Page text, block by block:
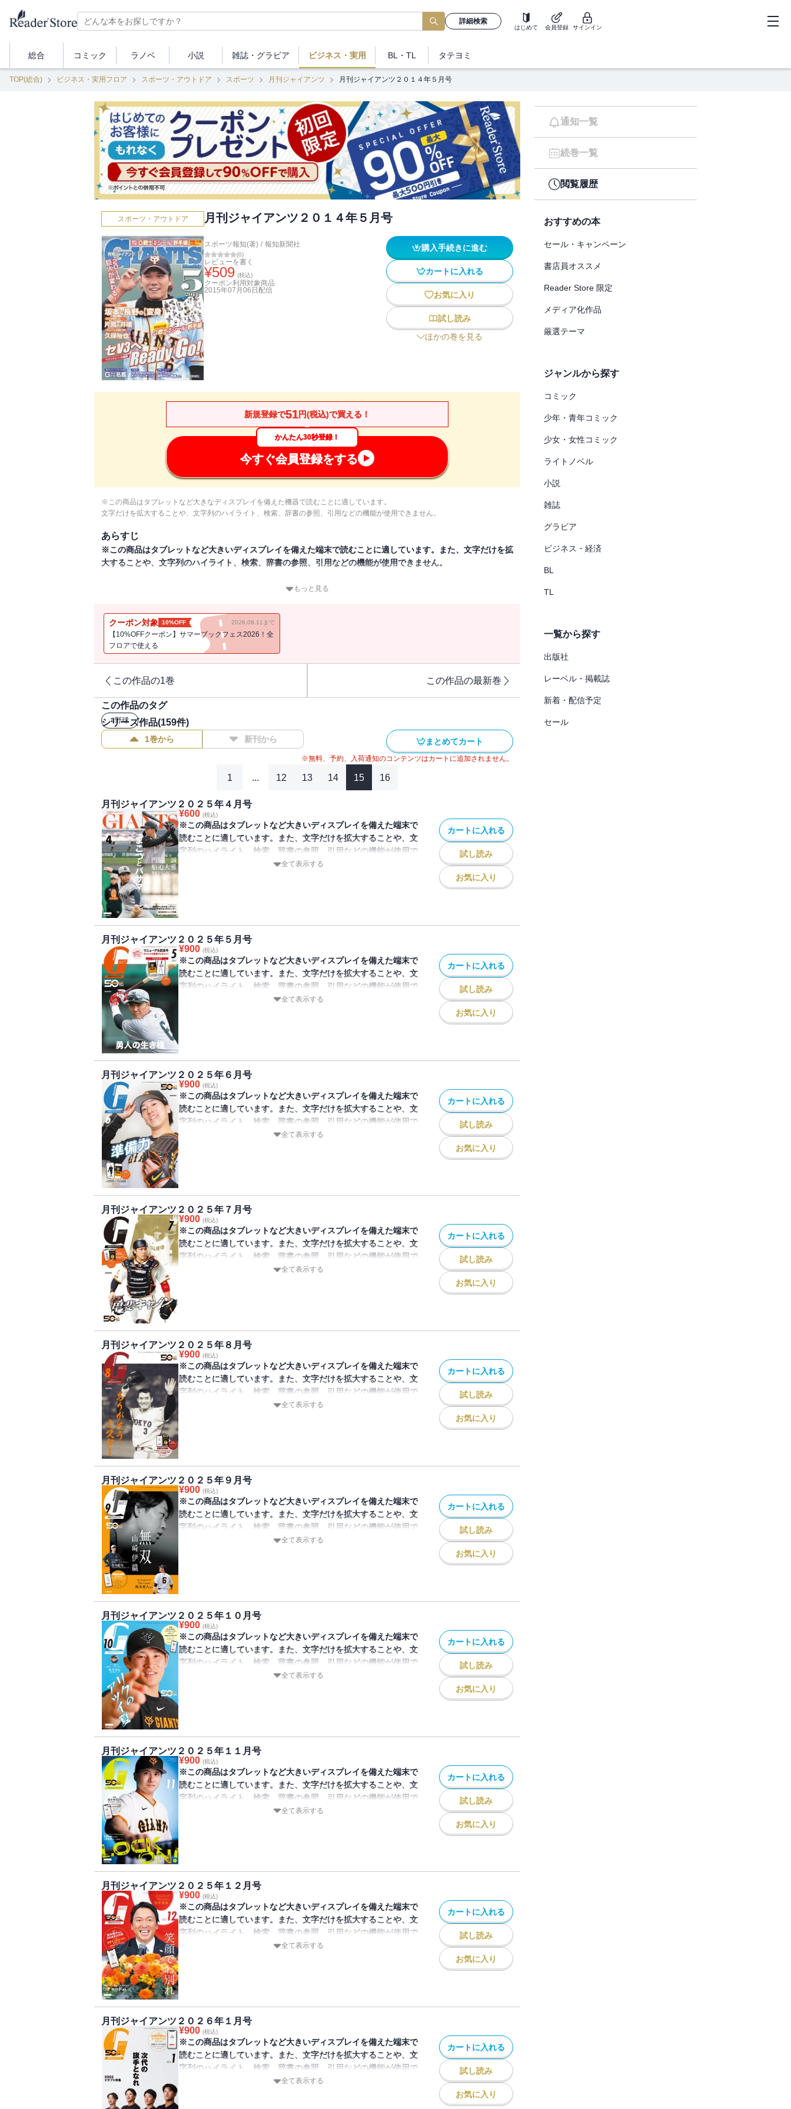
詳細検索
はじめて 会員登録 サインイン
総合 コミック ラノベ 小説 雑誌・ グラビア ビジネス ・実用 BL・TL タテヨミ
TOP(総合) ビジネス・実用フロア スポーツ・アウトドア スポーツ 月刊ジャイアンツ 月刊ジャイアンツ２０１４年５月号
スポーツ・アウトドア 月刊ジャイアンツ２０１４年５月号
スポーツ報知(著) / 報知新聞社
(0)
レビューを書く
¥509 (税込)
クーポン利用対象商品
2015年07月06日 配信
購入手続きに進む
カートに入れる
お気に入り
試し読み
ほかの巻を見る
新規登録で51円(税込)で買える！
かんたん30秒登録！
今すぐ会員登録をする
※この商品はタブレットなど大きなディスプレイを備えた機器で読むことに適しています。
文字だけを拡大することや、文字列のハイライト、検索、辞書の参照、引用などの機能が使用できません。
あらすじ
※この商品はタブレットなど大きいディスプレイを備えた端末で読むことに適しています。また、文字だけを拡
大することや、文字列のハイライト、検索、辞書の参照、引用などの機能が使用できません。
セ・リーグ３連覇と日本一奪回を目指す戦いがいよいよスタート。「月刊ジャイアンツ５月号」は、シーズンに
す。
もっと見る
クーポン対象 10%OFF 2026.08.11まで
【10%OFFクーポン】サマーブックフェス2026！全
フロアで使える
この作品の1巻 この作品の最新巻
この作品のタグ
#野球
シリーズ作品(159件)
1巻から 新刊から まとめてカート
※無料、予約、入荷通知のコンテンツはカートに追加されません。
1 ... 12 13 14 15 16
月刊ジャイアンツ２０２５年４月号
¥600 (税込)
※この商品はタブレットなど大きいディスプレイを備えた端末で
読むことに適しています。また、文字だけを拡大することや、文
字列のハイライト、検索、辞書の参照、引用などの機能が使用で
掲載【おことわり】付録「巨人戦日程クリアファイル」は電子書
籍版には掲載していません。ご了承下さい。
全て表示する
カートに入れる
試し読み
お気に入り
月刊ジャイアンツ２０２５年５月号
¥900 (税込)
※この商品はタブレットなど大きいディスプレイを備えた端末で
読むことに適しています。また、文字だけを拡大することや、文
字列のハイライト、検索、辞書の参照、引用などの機能が使用で
ル付録は坂本勇人選手デジタルパネルスタンドとジャイアンツ
2025デジタル選手名鑑。新企画もスタートしています！
全て表示する
カートに入れる
試し読み
お気に入り
月刊ジャイアンツ２０２５年６月号
¥900 (税込)
※この商品はタブレットなど大きいディスプレイを備えた端末で
読むことに適しています。また、文字だけを拡大することや、文
字列のハイライト、検索、辞書の参照、引用などの機能が使用で
2025デジタル選手名鑑（5月号と同じ内容です）。
全て表示する
カートに入れる
試し読み
お気に入り
月刊ジャイアンツ２０２５年７月号
¥900 (税込)
※この商品はタブレットなど大きいディスプレイを備えた端末で
読むことに適しています。また、文字だけを拡大することや、文
字列のハイライト、検索、辞書の参照、引用などの機能が使用で
パネルスタンドとジャイアンツ2025選手応援歌デジタル歌詞集
です。
全て表示する
カートに入れる
試し読み
お気に入り
月刊ジャイアンツ２０２５年８月号
¥900 (税込)
※この商品はタブレットなど大きいディスプレイを備えた端末で
読むことに適しています。また、文字だけを拡大することや、文
字列のハイライト、検索、辞書の参照、引用などの機能が使用で
ンツ2025選手応援歌デジタル歌詞集（付録取得期限2028年6月
23日まで）です。
全て表示する
カートに入れる
試し読み
お気に入り
月刊ジャイアンツ２０２５年９月号
¥900 (税込)
※この商品はタブレットなど大きいディスプレイを備えた端末で
読むことに適しています。また、文字だけを拡大することや、文
字列のハイライト、検索、辞書の参照、引用などの機能が使用で
ド（付録取得期限2028年7月23日まで）です。
全て表示する
カートに入れる
試し読み
お気に入り
月刊ジャイアンツ２０２５年１０月号
¥900 (税込)
※この商品はタブレットなど大きいディスプレイを備えた端末で
読むことに適しています。また、文字だけを拡大することや、文
字列のハイライト、検索、辞書の参照、引用などの機能が使用で
ンド（付録取得期限2028年8月21日まで）です。
全て表示する
カートに入れる
試し読み
お気に入り
月刊ジャイアンツ２０２５年１１月号
¥900 (税込)
※この商品はタブレットなど大きいディスプレイを備えた端末で
読むことに適しています。また、文字だけを拡大することや、文
字列のハイライト、検索、辞書の参照、引用などの機能が使用で
録取得期限2028年9月23日まで）です。
全て表示する
カートに入れる
試し読み
お気に入り
月刊ジャイアンツ２０２５年１２月号
¥900 (税込)
※この商品はタブレットなど大きいディスプレイを備えた端末で
読むことに適しています。また、文字だけを拡大することや、文
字列のハイライト、検索、辞書の参照、引用などの機能が使用で
投手日米通算200勝デジタルパネルスタンド（付録取得期限2028
年9月23日まで）だけでなく特集もお届けします。
全て表示する
カートに入れる
試し読み
お気に入り
月刊ジャイアンツ２０２６年１月号
¥900 (税込)
※この商品はタブレットなど大きいディスプレイを備えた端末で
読むことに適しています。また、文字だけを拡大することや、文
字列のハイライト、検索、辞書の参照、引用などの機能が使用で
全て表示する
カートに入れる
試し読み
お気に入り
通知一覧
続巻一覧
閲覧履歴
おすすめの本
セール・キャンペーン
書店員オススメ
Reader Store 限定
メディア化作品
厳選テーマ
ジャンルから探す
コミック
少年・青年コミック
少女・女性コミック
ライトノベル
小説
雑誌
グラビア
ビジネス・経済
BL
TL
一覧から探す
出版社
レーベル・掲載誌
新着・配信予定
セール